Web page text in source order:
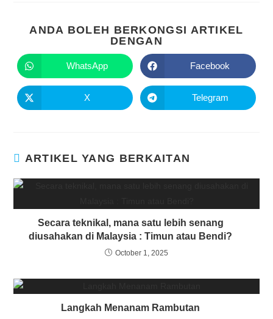
ANDA BOLEH BERKONGSI ARTIKEL
DENGAN
WhatsApp Facebook
X Telegram
ARTIKEL YANG BERKAITAN
Secara teknikal, mana satu lebih senang
diusahakan di Malaysia : Timun atau Bendi?
October 1, 2025
Langkah Menanam Rambutan